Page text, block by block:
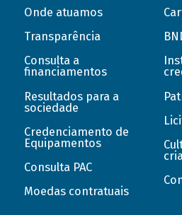
Onde atuamos
Transparência
Consulta a
financiamentos
Resultados para a
sociedade
Credenciamento de
Equipamentos
Consulta PAC
Moedas contratuais